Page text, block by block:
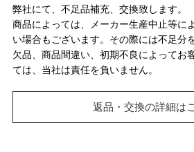
弊社にて、不足品補充、交換致します。
商品によっては、メーカー生産中止等に
い場合もございます。その際には不足分
欠品、商品間違い、初期不良によってお
ては、当社は責任を負いません。
返品・交換の詳細は